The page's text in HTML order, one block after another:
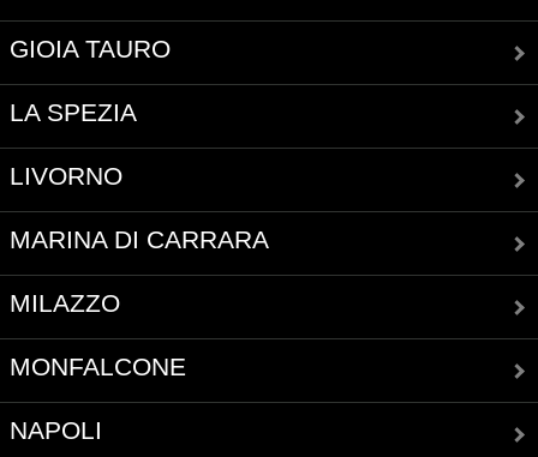
GIOIA TAURO
LA SPEZIA
LIVORNO
MARINA DI CARRARA
MILAZZO
MONFALCONE
NAPOLI